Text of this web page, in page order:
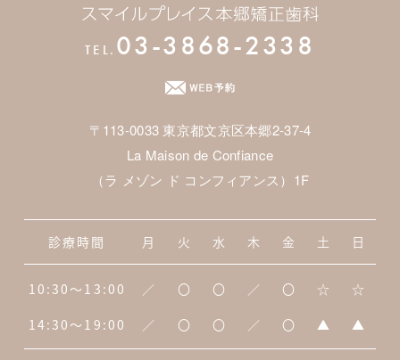
TEL. 03-3868-2338
〒113-0033 東京都文京区本郷2-37-4
La Maison de Confiance
（ラ メゾン ド コンフィアンス）1F
診療時間 月 火 水 木 金 土 日
10:30～13:00 ／ 〇 〇 ／ 〇 ☆
☆
14:30～19:00
／ 〇 〇 ／ 〇 ▲ ▲